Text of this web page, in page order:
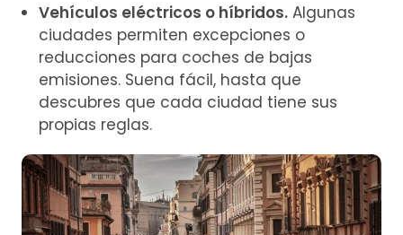
Vehículos eléctricos o híbridos. Algunas
ciudades permiten excepciones o
reducciones para coches de bajas
emisiones. Suena fácil, hasta que
descubres que cada ciudad tiene sus
propias reglas.